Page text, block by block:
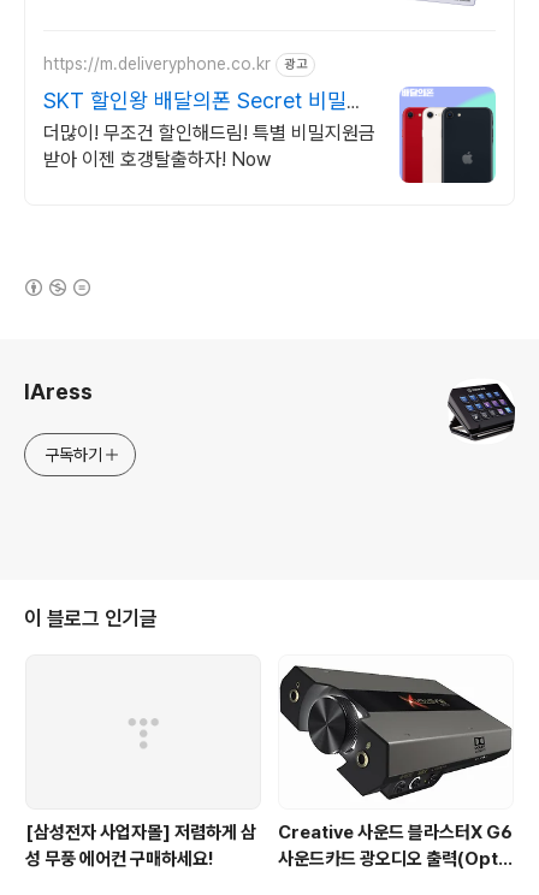
https://m.deliveryphone.co.kr 광고
SKT 할인왕 배달의폰 Secret 비밀지
원금!
더많이! 무조건 할인해드림! 특별 비밀지원금
받아 이젠 호갱탈출하자! Now
IAress
구독하기
이 블로그 인기글
[삼성전자 사업자몰] 저렴하게 삼
성 무풍 에어컨 구매하세요!
Creative 사운드 블라스터X G6
사운드카드 광오디오 출력(Optic